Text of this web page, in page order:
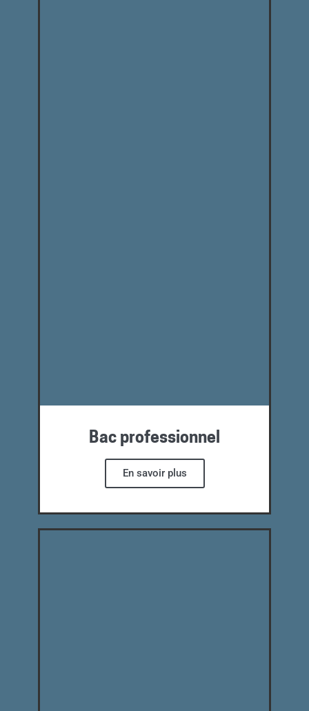
Bac professionnel
En savoir plus